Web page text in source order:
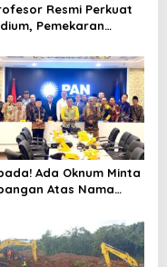
Resmi Perkuat
Pemekaran
Ada Oknum Minta
Atas Nama